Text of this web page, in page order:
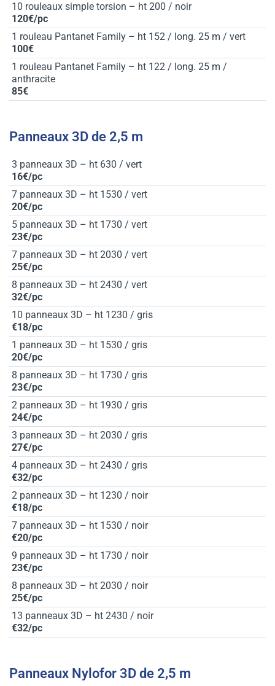
10 rouleaux simple torsion – ht 200 / noir
120€/pc
1 rouleau Pantanet Family – ht 152 / long. 25 m / vert
100€
1 rouleau Pantanet Family – ht 122 / long. 25 m /
anthracite
85€
Panneaux 3D de 2,5 m
3 panneaux 3D – ht 630 / vert
16€/pc
7 panneaux 3D – ht 1530 / vert
20€/pc
5 panneaux 3D – ht 1730 / vert
23€/pc
7 panneaux 3D – ht 2030 / vert
25€/pc
8 panneaux 3D – ht 2430 / vert
32€/pc
10 panneaux 3D – ht 1230 / gris
€18/pc
1 panneaux 3D – ht 1530 / gris
20€/pc
8 panneaux 3D – ht 1730 / gris
23€/pc
2 panneaux 3D – ht 1930 / gris
24€/pc
3 panneaux 3D – ht 2030 / gris
27€/pc
4 panneaux 3D – ht 2430 / gris
€32/pc
2 panneaux 3D – ht 1230 / noir
€18/pc
7 panneaux 3D – ht 1530 / noir
€20/pc
9 panneaux 3D – ht 1730 / noir
23€/pc
8 panneaux 3D – ht 2030 / noir
25€/pc
13 panneaux 3D – ht 2430 / noir
€32/pc
Panneaux Nylofor 3D de 2,5 m